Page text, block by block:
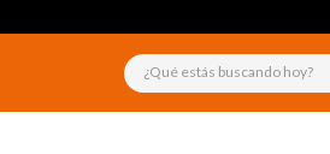
¿Qué estás buscando hoy?